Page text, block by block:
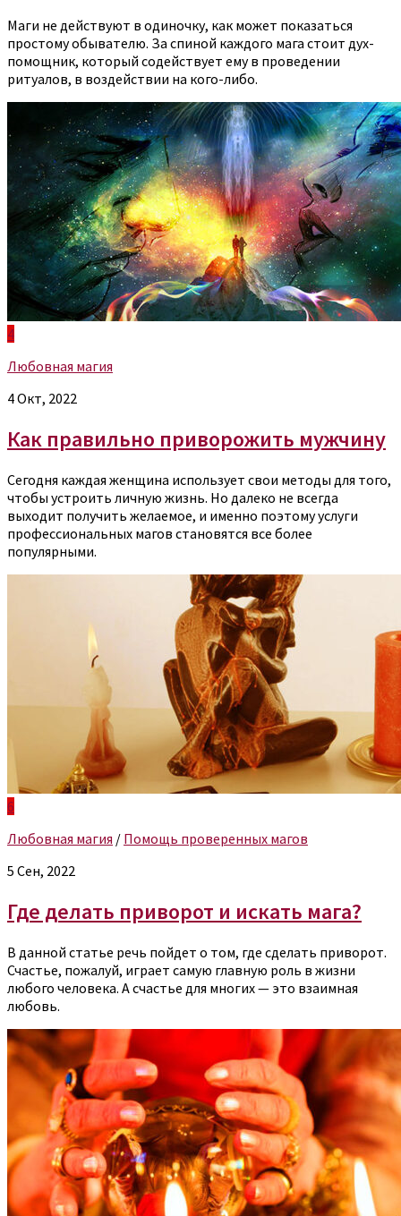
Маги не действуют в одиночку, как может показаться
простому обывателю. За спиной каждого мага стоит дух-
помощник, который содействует ему в проведении
ритуалов, в воздействии на кого-либо.
4
Любовная магия
4 Окт, 2022
Как правильно приворожить мужчину
Сегодня каждая женщина использует свои методы для того,
чтобы устроить личную жизнь. Но далеко не всегда
выходит получить желаемое, и именно поэтому услуги
профессиональных магов становятся все более
популярными.
6
Любовная магия / Помощь проверенных магов
5 Сен, 2022
Где делать приворот и искать мага?
В данной статье речь пойдет о том, где сделать приворот.
Счастье, пожалуй, играет самую главную роль в жизни
любого человека. А счастье для многих — это взаимная
любовь.